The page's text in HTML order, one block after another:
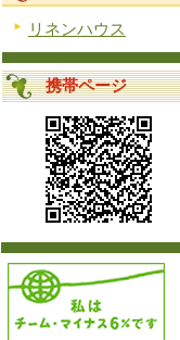
リネンハウス
携帯ページ